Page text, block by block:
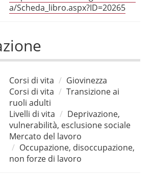
a/Scheda_libro.aspx?ID=20265
Corsi di vita
Giovinezza
Corsi di vita
Transizione ai
ruoli adulti
Livelli di vita
Deprivazione,
vulnerabilità, esclusione sociale
Mercato del lavoro
Occupazione, disoccupazione,
non forze di lavoro